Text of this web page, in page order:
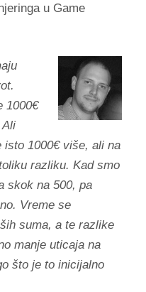
u Game
1000€
isto 1000€ više, ali na
razliku. Kad smo
skok na 500, pa
Vreme se
suma, a te razlike
manje uticaja na
što je to inicijalno